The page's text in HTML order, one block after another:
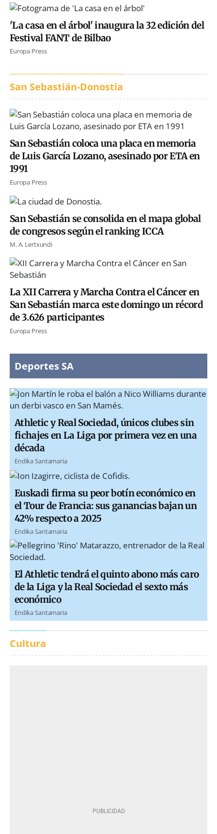
'La casa en el árbol' inaugura la 32 edición del
Festival FANT de Bilbao
Europa Press
San Sebastián-Donostia
San Sebastián coloca una placa en memoria
de Luis García Lozano, asesinado por ETA en
1991
Europa Press
San Sebastián se consolida en el mapa global
de congresos según el ranking ICCA
M. A. Lertxundi
La XII Carrera y Marcha Contra el Cáncer en
San Sebastián marca este domingo un récord
de 3.626 participantes
Europa Press
Deportes SA
Athletic y Real Sociedad, únicos clubes sin
fichajes en La Liga por primera vez en una
década
Endika Santamaria
Euskadi firma su peor botín económico en
el Tour de Francia: sus ganancias bajan un
42% respecto a 2025
Endika Santamaria
El Athletic tendrá el quinto abono más caro
de la Liga y la Real Sociedad el sexto más
económico
Endika Santamaria
Cultura